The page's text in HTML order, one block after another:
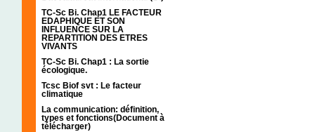
TC-Sc Bi. Chap1 LE FACTEUR
EDAPHIQUE ET SON
INFLUENCE SUR LA
REPARTITION DES ETRES
VIVANTS
TC-Sc Bi. Chap1 : La sortie
écologique.
Tcsc Biof svt : Le facteur
climatique
La communication: définition,
types et fonctions(Document à
télécharger)